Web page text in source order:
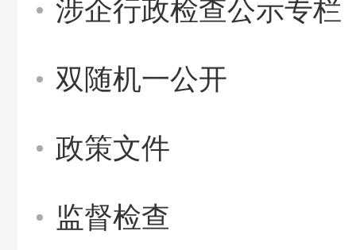
涉企行政检查公示专栏
双随机一公开
政策文件
监督检查